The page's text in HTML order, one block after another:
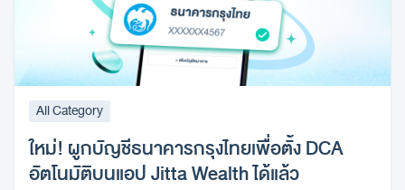
All Category
ใหม่! ผูกบัญชีธนาคารกรุงไทยเพื่อตั้ง DCA
อัตโนมัติบนแอป Jitta Wealth ได้แล้ว